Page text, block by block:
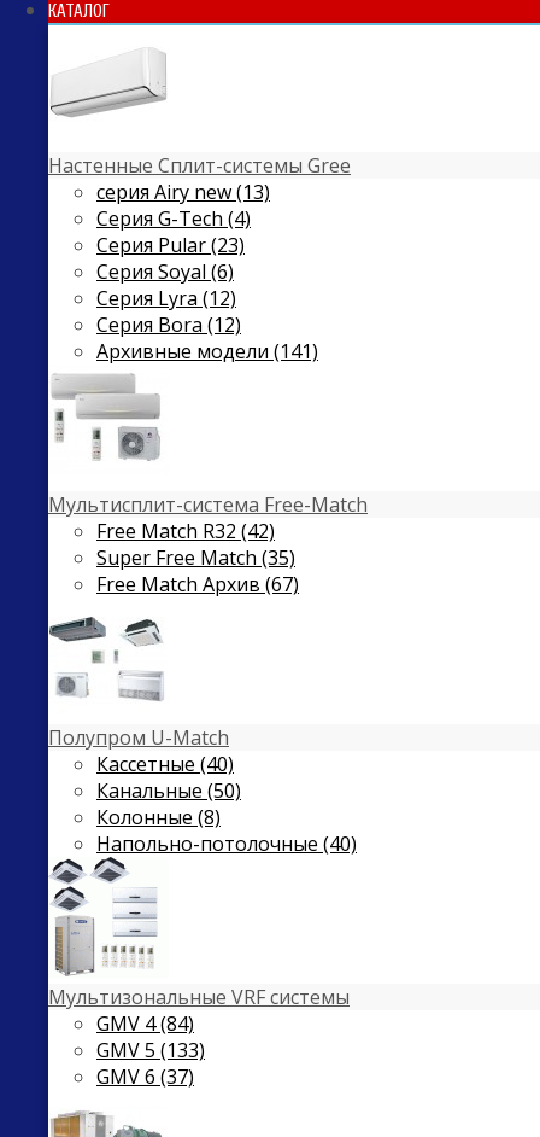
КАТАЛОГ
Настенные Сплит-системы Gree
серия Airy new (13)
Серия G-Tech (4)
Серия Pular (23)
Cерия Soyal (6)
Серия Lyra (12)
Серия Bora (12)
Архивные модели (141)
Мультисплит-система Free-Match
Free Match R32 (42)
Super Free Match (35)
Free Match Архив (67)
Полупром U-Match
Кассетные (40)
Канальные (50)
Колонные (8)
Напольно-потолочные (40)
Мультизональные VRF системы
GMV 4 (84)
GMV 5 (133)
GMV 6 (37)